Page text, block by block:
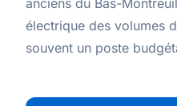
anciens du Bas-
électrique des volumes
souvent un poste